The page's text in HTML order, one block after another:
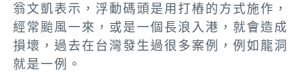
翁文凱表示，浮動碼頭是用打樁的方式施作，
經常颱風一來，或是一個長浪入港，就會造成
損壞，過去在台灣發生過很多案例，例如龍洞
就是一例。